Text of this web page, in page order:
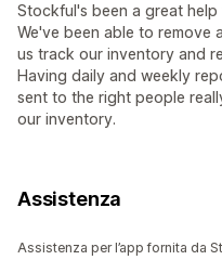
Stockful's been a great
We've been able to remove
us track our inventory and
Having daily and weekly
sent to the right people
our inventory.
Assistenza
Assistenza per l’app fornita da